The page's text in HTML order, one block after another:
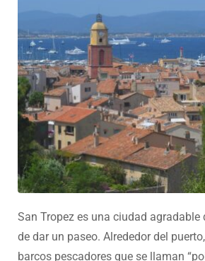
San Tropez es una ciudad agradable
de dar un paseo. Alrededor del
barcos pescadores que se llaman